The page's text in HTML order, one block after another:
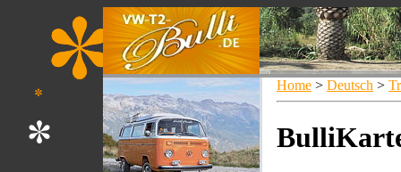
Home > Deutsch >